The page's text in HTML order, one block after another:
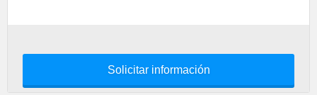
Solicitar información